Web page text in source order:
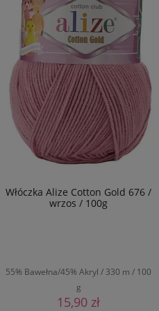
Włóczka Alize Cotton Gold 676 /
wrzos / 100g
55% Bawełna/45% Akryl / 330 m / 100
g
15,90 zł